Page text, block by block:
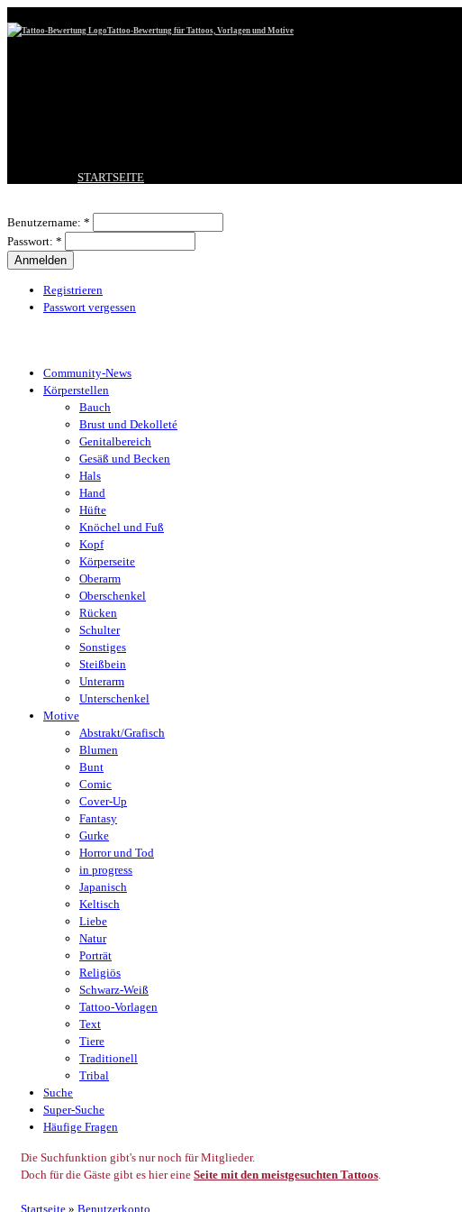
Tattoo-Bewertung für Tattoos, Vorlagen und Motive
STARTSEITE
BESTE TATTOOS
NEUESTE TATTOOS
Benutzername: *
Passwort: *
Registrieren
Passwort vergessen
Community-News
Körperstellen
Bauch
Brust und Dekolleté
Genitalbereich
Gesäß und Becken
Hals
Hand
Hüfte
Knöchel und Fuß
Kopf
Körperseite
Oberarm
Oberschenkel
Rücken
Schulter
Sonstiges
Steißbein
Unterarm
Unterschenkel
Motive
Abstrakt/Grafisch
Blumen
Bunt
Comic
Cover-Up
Fantasy
Gurke
Horror und Tod
in progress
Japanisch
Keltisch
Liebe
Natur
Porträt
Religiös
Schwarz-Weiß
Tattoo-Vorlagen
Text
Tiere
Traditionell
Tribal
Suche
Super-Suche
Häufige Fragen
Die Suchfunktion gibt's nur noch für Mitglieder.
Doch für die Gäste gibt es hier eine Seite mit den meistgesuchten Tattoos.
Startseite » Benutzerkonto